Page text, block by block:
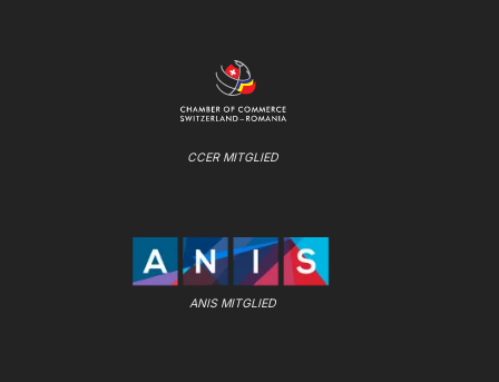
CCER MITGLIED
ANIS MITGLIED